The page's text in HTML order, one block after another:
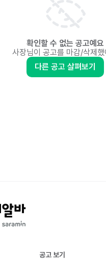
확인할 수 없는 공고예요
사장님이 공고를 마감/삭제했
다른 공고 살펴보기
공고 보기